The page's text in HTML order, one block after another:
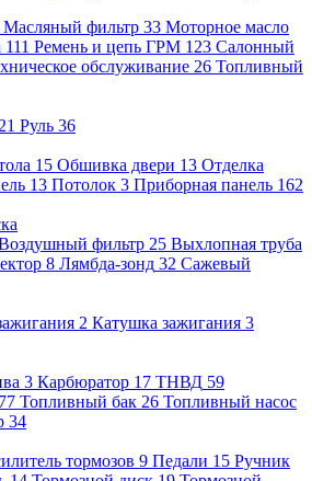
Масляный фильтр 33 Моторное масло
111 Ремень и цепь ГРМ 123 Салонный
обслуживание 26 Топливный
Руль 36
15 Обшивка двери 13 Отделка
13 Потолок 3 Приборная панель 162
фильтр 25 Выхлопная труба
8 Лямбда-зонд 32 Сажевый
2 Катушка зажигания 3
3 Карбюратор 17 ТНВД 59
77 Топливный бак 26 Топливный насос
34
тормозов 9 Педали 15 Ручник